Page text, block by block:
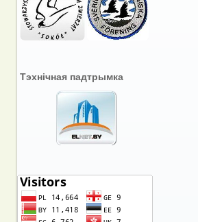
Тэхнічная падтрымка